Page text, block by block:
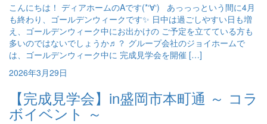
こんにちは！ ディアホームのAです(*‘∀‘) あっっっという間に4月
も終わり、ゴールデンウィークです✨ 日中は過ごしやすい日も増
え、ゴールデンウィーク中にお出かけの ご予定を立てている方も
多いのではないでしょうか♬？ グループ会社のジョイホームで
は、ゴールデンウィーク中に 完成見学会を開催 […]
2026年3月29日
【完成見学会】in盛岡市本町通 ～ コラ
ボイベント ～